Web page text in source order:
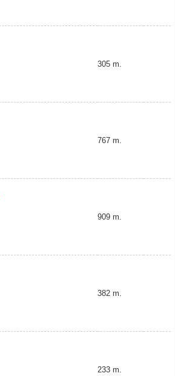
305 m.
767 m.
909 m.
382 m.
233 m.